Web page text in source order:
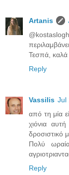
Artanis
Τεσπά, καλά
Reply
Vassilis Jul
από τη μία
χιόνια
δροσιστικό
Πολύ
Reply